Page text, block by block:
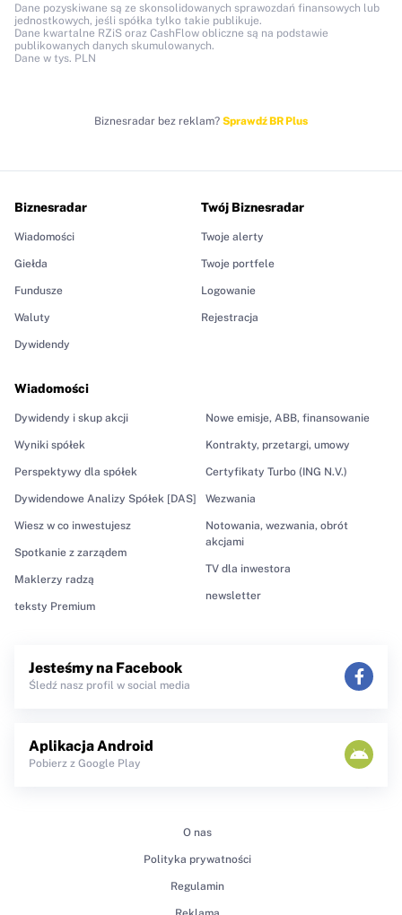
Dane pozyskiwane są ze skonsolidowanych sprawozdań finansowych lub
jednostkowych, jeśli spółka tylko takie publikuje.
Dane kwartalne RZiS oraz CashFlow obliczne są na podstawie
publikowanych danych skumulowanych.
Dane w tys. PLN
Biznesradar bez reklam? Sprawdź BR Plus
Biznesradar
Wiadomości
Giełda
Fundusze
Waluty
Dywidendy
Wiadomości
Dywidendy i skup akcji
Wyniki spółek
Perspektywy dla spółek
Dywidendowe Analizy Spółek [DAS]
Wiesz w co inwestujesz
Spotkanie z zarządem
Maklerzy radzą
teksty Premium
Nowe emisje, ABB, finansowanie
Kontrakty, przetargi, umowy
Certyfikaty Turbo (ING N.V.)
Wezwania
Notowania, wezwania, obrót
akcjami
TV dla inwestora
newsletter
Twój Biznesradar
Twoje alerty
Twoje portfele
Logowanie
Rejestracja
Jesteśmy na Facebook
Śledź nasz profil w social media
Aplikacja Android
Pobierz z Google Play
O nas
Polityka prywatności
Regulamin